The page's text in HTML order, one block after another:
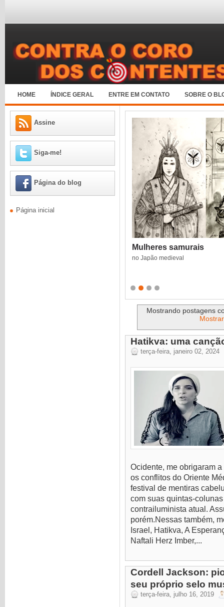
HOME ÍNDICE GERAL ENTRE EM CONTATO SOBRE O
Assine
Siga-me!
Página do blog
Página inicial
Mulheres samurais
no Japão medieval
Quando Deus era
sociedades mais pacíficas e
Mostrando postagens
Hatikva: uma
terça-feira, janeiro 02, 2024
Ocidente, me obrigaram
os conflitos do Oriente
festival de mentiras
com suas quintas-
contrailuminista atual.
porém.Nessas também,
Israel, Hatikva, A
Naftali Herz Imber,...
Cordell Jackson:
seu próprio selo
terça-feira, julho 16, 2019